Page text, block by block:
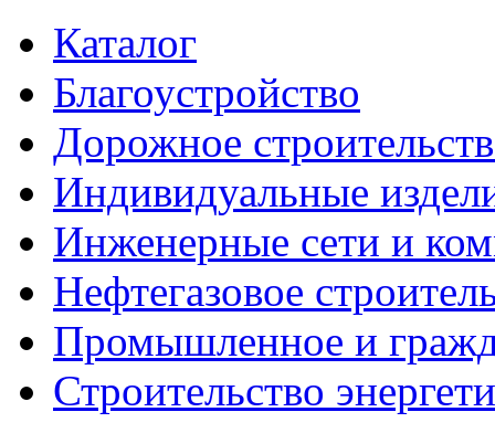
Каталог
Благоустройство
Дорожное
Индивидуальные
Инженерные сети и
Нефтегазовое
Промышленное и
Строительство